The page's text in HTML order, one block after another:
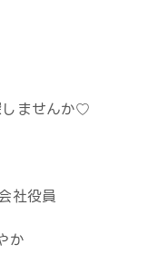
しませんか♡
社役員
か